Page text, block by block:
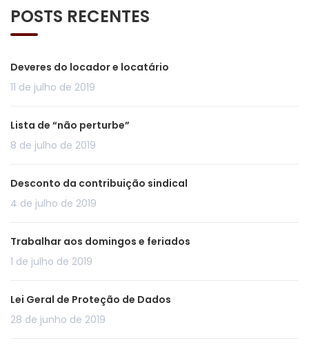
POSTS RECENTES
Deveres do locador e locatário
11 de julho de 2019
Lista de “não perturbe”
8 de julho de 2019
Desconto da contribuição sindical
4 de julho de 2019
Trabalhar aos domingos e feriados
1 de julho de 2019
Lei Geral de Proteção de Dados
28 de junho de 2019